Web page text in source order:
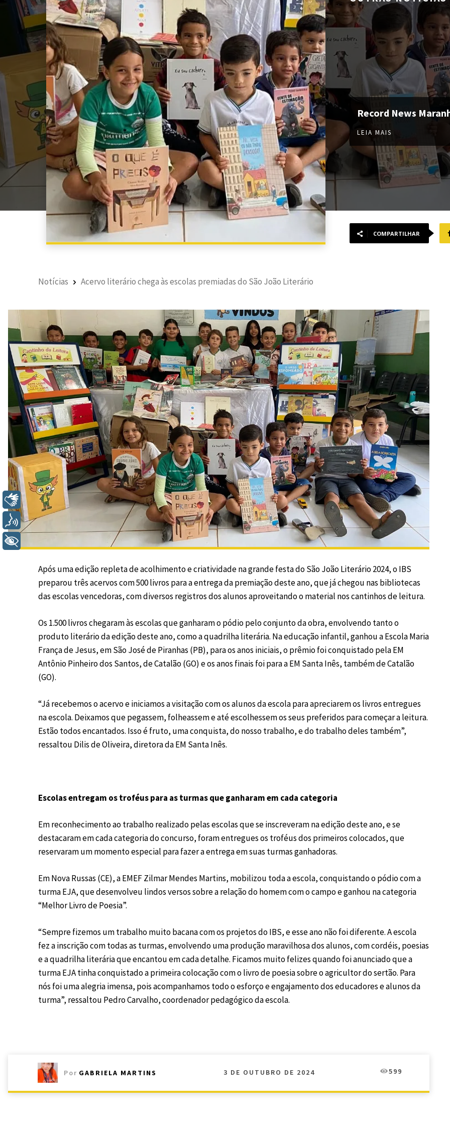
Record News
LEIA MAIS
COMPARTILHAR
Notícias Acervo literário chega às escolas premiadas do São João Literário
Após uma edição repleta de acolhimento e criatividade na grande festa do São João Literário 2024, o IBS
preparou três acervos com 500 livros para a entrega da premiação deste ano, que já chegou nas bibliotecas
das escolas vencedoras, com diversos registros dos alunos aproveitando o material nos cantinhos de leitura.
Os 1.500 livros chegaram às escolas que ganharam o pódio pelo conjunto da obra, envolvendo tanto o
produto literário da edição deste ano, como a quadrilha literária. Na educação infantil, ganhou a Escola Maria
França de Jesus, em São José de Piranhas (PB), para os anos iniciais, o prêmio foi conquistado pela EM
Antônio Pinheiro dos Santos, de Catalão (GO) e os anos finais foi para a EM Santa Inês, também de Catalão
(GO).
“Já recebemos o acervo e iniciamos a visitação com os alunos da escola para apreciarem os livros entregues
na escola. Deixamos que pegassem, folheassem e até escolhessem os seus preferidos para começar a leitura.
Estão todos encantados. Isso é fruto, uma conquista, do nosso trabalho, e do trabalho deles também”,
ressaltou Dilis de Oliveira, diretora da EM Santa Inês.
Escolas entregam os troféus para as turmas que ganharam em cada categoria
Em reconhecimento ao trabalho realizado pelas escolas que se inscreveram na edição deste ano, e se
destacaram em cada categoria do concurso, foram entregues os troféus dos primeiros colocados, que
reservaram um momento especial para fazer a entrega em suas turmas ganhadoras.
Em Nova Russas (CE), a EMEF Zilmar Mendes Martins, mobilizou toda a escola, conquistando o pódio com a
turma EJA, que desenvolveu lindos versos sobre a relação do homem com o campo e ganhou na categoria
“Melhor Livro de Poesia”.
“Sempre fizemos um trabalho muito bacana com os projetos do IBS, e esse ano não foi diferente. A escola
fez a inscrição com todas as turmas, envolvendo uma produção maravilhosa dos alunos, com cordéis, poesias
e a quadrilha literária que encantou em cada detalhe. Ficamos muito felizes quando foi anunciado que a
turma EJA tinha conquistado a primeira colocação com o livro de poesia sobre o agricultor do sertão. Para
nós foi uma alegria imensa, pois acompanhamos todo o esforço e engajamento dos educadores e alunos da
turma”, ressaltou Pedro Carvalho, coordenador pedagógico da escola.
Por GABRIELA MARTINS 3 DE OUTUBRO DE 2024 599
Libras
Voz